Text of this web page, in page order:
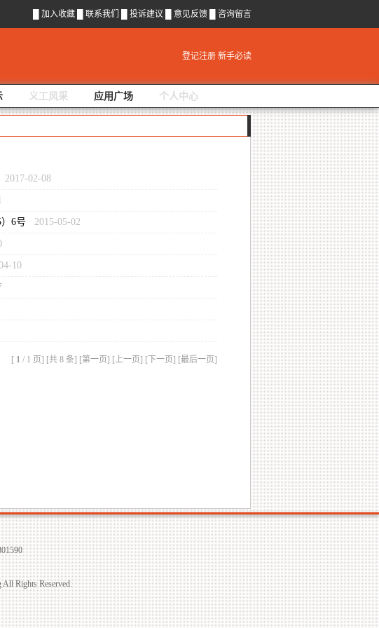
加入收藏 联系我们 投诉建议 意见反馈 咨询留言
登记注册 新手必读
义工风采 应用广场 个人中心
2017-02-08
6号 2015-05-02
10
[ 1 / 1 页] [共 8 条] [第一页] [上一页] [下一页] [最后一页]
Rights Reserved.